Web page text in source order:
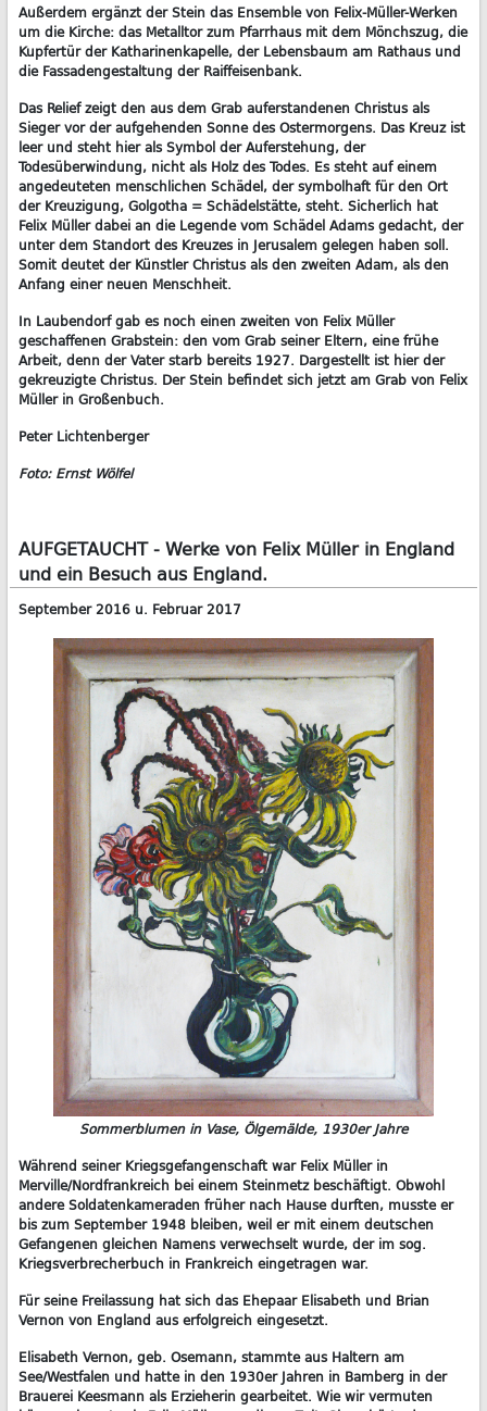
Außerdem ergänzt der Stein das Ensemble von Felix-Müller-Werken
um die Kirche: das Metalltor zum Pfarrhaus mit dem Mönchszug, die
Kupfertür der Katharinenkapelle, der Lebensbaum am Rathaus und
die Fassadengestaltung der Raiffeisenbank.
Das Relief zeigt den aus dem Grab auferstandenen Christus als
Sieger vor der aufgehenden Sonne des Ostermorgens. Das Kreuz ist
leer und steht hier als Symbol der Auferstehung, der
Todesüberwindung, nicht als Holz des Todes. Es steht auf einem
angedeuteten menschlichen Schädel, der symbolhaft für den Ort
der Kreuzigung, Golgotha = Schädelstätte, steht. Sicherlich hat
Felix Müller dabei an die Legende vom Schädel Adams gedacht, der
unter dem Standort des Kreuzes in Jerusalem gelegen haben soll.
Somit deutet der Künstler Christus als den zweiten Adam, als den
Anfang einer neuen Menschheit.
In Laubendorf gab es noch einen zweiten von Felix Müller
geschaffenen Grabstein: den vom Grab seiner Eltern, eine frühe
Arbeit, denn der Vater starb bereits 1927. Dargestellt ist hier der
gekreuzigte Christus. Der Stein befindet sich jetzt am Grab von Felix
Müller in Großenbuch.
Peter Lichtenberger
Foto: Ernst Wölfel
AUFGETAUCHT - Werke von Felix Müller in England
und ein Besuch aus England.
September 2016 u. Februar 2017
Sommerblumen in Vase, Ölgemälde, 1930er Jahre
Während seiner Kriegsgefangenschaft war Felix Müller in
Merville/Nordfrankreich bei einem Steinmetz beschäftigt. Obwohl
andere Soldatenkameraden früher nach Hause durften, musste er
bis zum September 1948 bleiben, weil er mit einem deutschen
Gefangenen gleichen Namens verwechselt wurde, der im sog.
Kriegsverbrecherbuch in Frankreich eingetragen war.
Für seine Freilassung hat sich das Ehepaar Elisabeth und Brian
Vernon von England aus erfolgreich eingesetzt.
Elisabeth Vernon, geb. Osemann, stammte aus Haltern am
See/Westfalen und hatte in den 1930er Jahren in Bamberg in der
Brauerei Keesmann als Erzieherin gearbeitet. Wie wir vermuten